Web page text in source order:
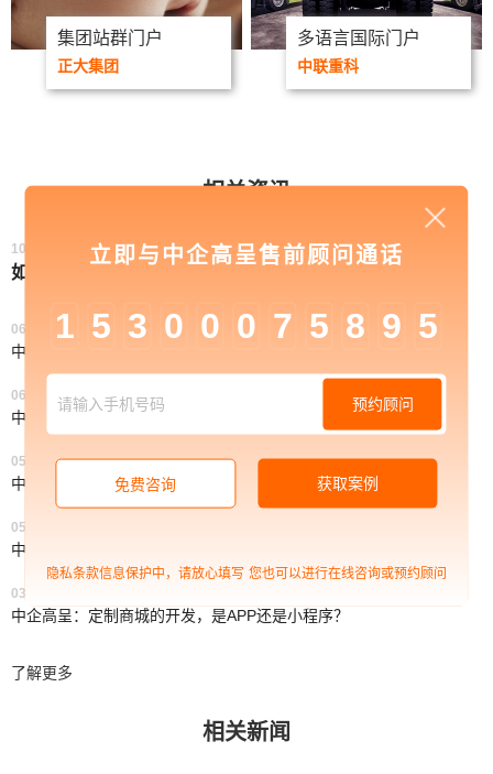
集团站群门户
正大集团
多语言国际门户
中联重科
相关资讯
10/14.2021
如何做官网内容
06/11.2021
中企高呈：高端网站建设的实际用途
06/11.2021
中企高呈：网站建设中关于内容页面排版样式该如何处理
05/28.2021
中企高呈：如何对网站设计页面策划布局进行合理规划
05/21.2021
中企高呈网站公司：网站建设对于刚起步企业的必要性
03/17.2021
中企高呈：定制商城的开发，是APP还是小程序？
了解更多
相关新闻
立即与中企高呈售前顾问通话
1 5 3 0 0 0 7 5 8 9 5
预约顾问
免费咨询 获取案例
隐私条款信息保护中，请放心填写 您也可以进行在线咨询或预约顾问